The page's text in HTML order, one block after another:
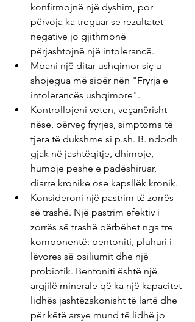
konfirmojnë një dyshim, por
përvoja ka treguar se rezultatet
negative jo gjithmonë
përjashtojnë një intolerancë.
Mbani një ditar ushqimor siç u
shpjegua më sipër nën "Fryrja e
intolerancës ushqimore".
Kontrollojeni veten, veçanërisht
nëse, përveç fryrjes, simptoma të
tjera të dukshme si p.sh. B. ndodh
gjak në jashtëqitje, dhimbje,
humbje peshe e padëshiruar,
diarre kronike ose kapsllëk kronik.
Konsideroni një pastrim të zorrës
së trashë. Një pastrim efektiv i
zorrës së trashë përbëhet nga tre
komponentë: bentoniti, pluhuri i
lëvores së psiliumit dhe një
probiotik. Bentoniti është një
argjilë minerale që ka një kapacitet
lidhës jashtëzakonisht të lartë dhe
për këtë arsye mund të lidhë jo